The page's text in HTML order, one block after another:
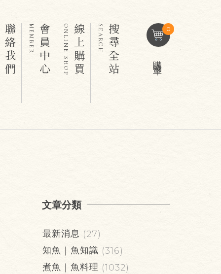
0
聯絡我們 MEMBER 會員中心 ONLINE SHOP線上購買 SEARCH 搜尋全站
文章分類
最新消息 (27)
知魚｜魚知識 (316)
煮魚｜魚料理 (1032)